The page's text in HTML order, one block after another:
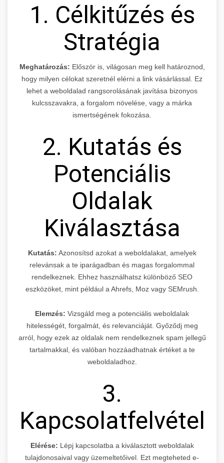
1. Célkitűzés és
Stratégia
Meghatározás: Először is, világosan meg kell határoznod,
hogy milyen célokat szeretnél elérni a link vásárlással. Ez
lehet a weboldalad rangsorolásának javítása bizonyos
kulcsszavakra, a forgalom növelése, vagy a márka
ismertségének fokozása.
2. Kutatás és
Potenciális
Oldalak
Kiválasztása
Kutatás: Azonosítsd azokat a weboldalakat, amelyek
relevánsak a te iparágadban és magas forgalommal
rendelkeznek. Ehhez használhatsz különböző SEO
eszközöket, mint például a Ahrefs, Moz vagy SEMrush.
Elemzés: Vizsgáld meg a potenciális weboldalak
hitelességét, forgalmát, és relevanciáját. Győződj meg
arról, hogy ezek az oldalak nem rendelkeznek spam jellegű
tartalmakkal, és valóban hozzáadhatnak értéket a te
weboldaladhoz.
3.
Kapcsolatfelvétel
Elérése: Lépj kapcsolatba a kiválasztott weboldalak
tulajdonosaival vagy üzemeltetőivel. Ezt megteheted e-